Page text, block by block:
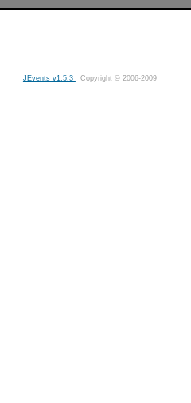
JEvents v1.5.3 Copyright © 2006-2009